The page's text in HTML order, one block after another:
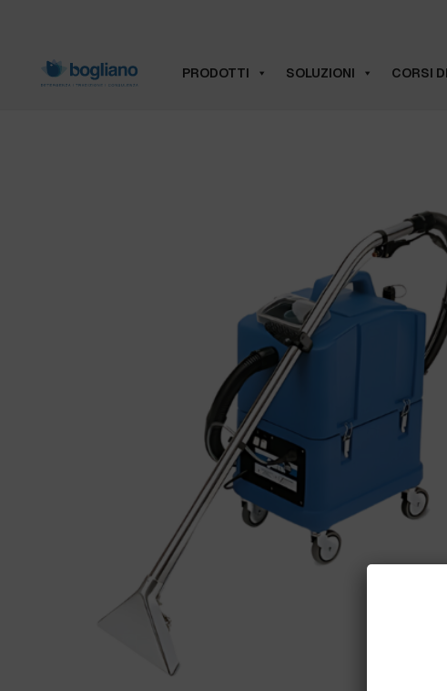
PRODOTTI SOLUZIONI CORSI